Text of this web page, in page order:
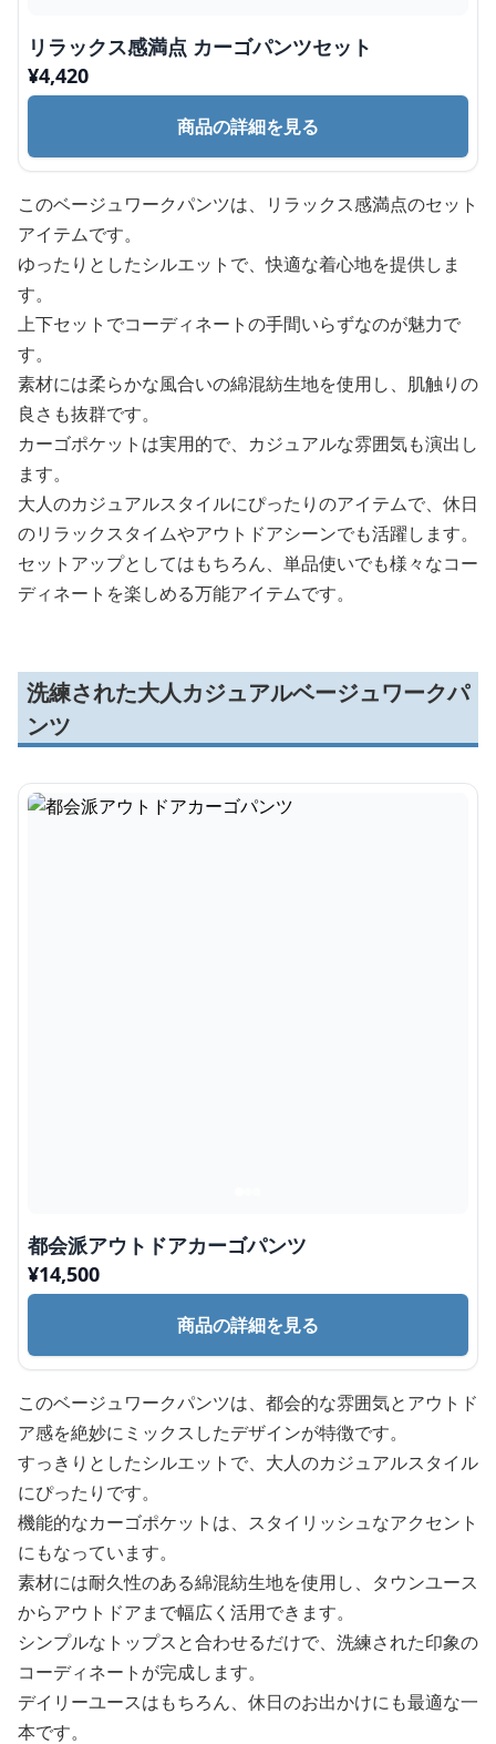
リラックス感満点 カーゴパンツセット
¥4,420
商品の詳細を見る
このベージュワークパンツは、リラックス感満点のセット
アイテムです。
ゆったりとしたシルエットで、快適な着心地を提供しま
す。
上下セットでコーディネートの手間いらずなのが魅力で
す。
素材には柔らかな風合いの綿混紡生地を使用し、肌触りの
良さも抜群です。
カーゴポケットは実用的で、カジュアルな雰囲気も演出し
ます。
大人のカジュアルスタイルにぴったりのアイテムで、休日
のリラックスタイムやアウトドアシーンでも活躍します。
セットアップとしてはもちろん、単品使いでも様々なコー
ディネートを楽しめる万能アイテムです。
洗練された大人カジュアルベージュワークパ
ンツ
都会派アウトドアカーゴパンツ
¥14,500
商品の詳細を見る
このベージュワークパンツは、都会的な雰囲気とアウトド
ア感を絶妙にミックスしたデザインが特徴です。
すっきりとしたシルエットで、大人のカジュアルスタイル
にぴったりです。
機能的なカーゴポケットは、スタイリッシュなアクセント
にもなっています。
素材には耐久性のある綿混紡生地を使用し、タウンユース
からアウトドアまで幅広く活用できます。
シンプルなトップスと合わせるだけで、洗練された印象の
コーディネートが完成します。
デイリーユースはもちろん、休日のお出かけにも最適な一
本です。